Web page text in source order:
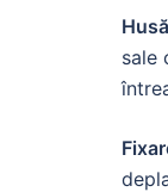
sale